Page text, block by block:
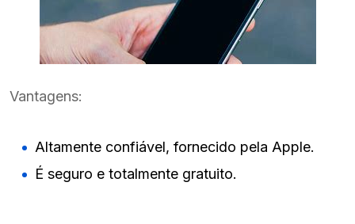
Vantagens:
Altamente confiável, fornecido pela Apple.
É seguro e totalmente gratuito.